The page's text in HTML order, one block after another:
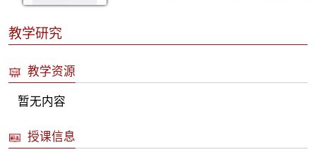
教学研究
教学资源
暂无内容
授课信息